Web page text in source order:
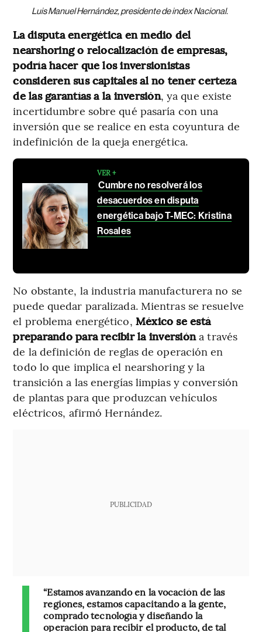
Luis Manuel Hernández, presidente de index Nacional.
La disputa energética en medio del
nearshoring o relocalización de empresas,
podría hacer que los inversionistas
consideren sus capitales al no tener certeza
de las garantías a la inversión, ya que existe
incertidumbre sobre qué pasaría con una
inversión que se realice en esta coyuntura de
indefinición de la queja energética.
VER +
Cumbre no resolverá los
desacuerdos en disputa
energética bajo T-MEC: Kristina
Rosales
No obstante, la industria manufacturera no se
puede quedar paralizada. Mientras se resuelve
el problema energético, México se está
preparando para recibir la inversióna través
de la definición de reglas de operación en
todo lo que implica el nearshoring y la
transición a las energías limpias y conversión
de plantas para que produzcan vehículos
eléctricos, afirmó Hernández.
PUBLICIDAD
“Estamos avanzando en la vocación de las
regiones, estamos capacitando a la gente,
comprado tecnología y diseñando la
operación para recibir el producto, de tal